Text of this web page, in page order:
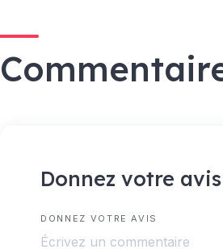
Donnez votre avis
DONNEZ VOTRE AVIS